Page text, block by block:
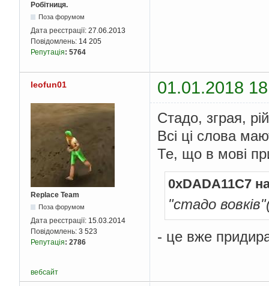
Робітниця.
Поза форумом
Дата реєстрації: 27.06.2013
Повідомлень: 14 205
Репутація: 5764
leofun01 01.01.2018
Replace Team
Поза форумом
Дата реєстрації: 15.03.2014
Повідомлень: 3 523
Репутація: 2786
Стадо, зграя,
Всі ці слова
Те, що в мові
0xDADA11C7
"стадо
- це вже
вебсайт